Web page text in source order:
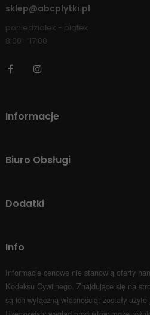
sklep@abcplytki.pl
poniedziałek - piątek
8:00 - 17:00
Facebook
Informacje
Biuro Obsługi
Dodatki
Info
Informacje cenowe nie stanowią oferty
Kodeksu Cywilnego. Znajdujące się na
są ich wyłączną własnością, zostały